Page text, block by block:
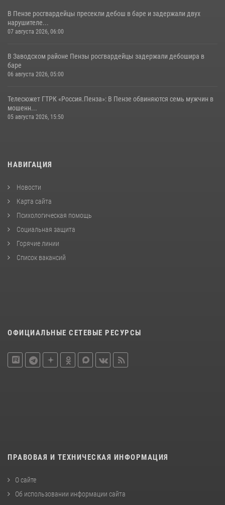
В Пензе росгвардейцы пресекли дебош в баре и задержали двух
нарушителе...
07 августа 2026, 06:00
В Заводском районе Пензы росгвардейцы задержали дебошира в
баре
06 августа 2026, 05:00
Телесюжет ГТРК «Россия.Пенза»: В Пензе обвиняются семь мужчин в
мошенн...
05 августа 2026, 15:50
НАВИГАЦИЯ
Новости
Карта сайта
Психологическая помощь
Социальная защита
Горячие линии
Список вакансий
ОФИЦИАЛЬНЫЕ СЕТЕВЫЕ РЕСУРСЫ
ПРАВОВАЯ И ТЕХНИЧЕСКАЯ ИНФОРМАЦИЯ
О сайте
Об использовании информации сайта